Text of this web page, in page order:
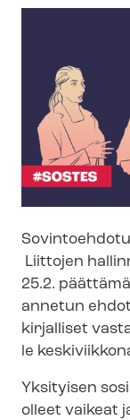
Liittojen
25.2.
annetun
kirjalliset
le
Yksityisen
olleet vaikeat